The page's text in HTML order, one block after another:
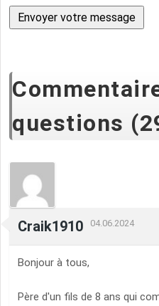
questions
Craik1910 04.06.2024
Bonjour à tous,
Père d'un fils de 8 ans qui